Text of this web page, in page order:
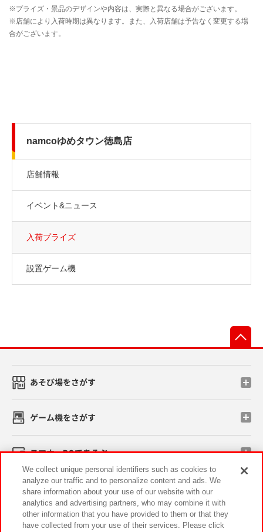
namcoゆめタウン徳島店
店舗情報
イベント&ニュース
入荷プライズ
設置ゲーム機
あそび場をさがす
ゲーム機をさがす
スマホ・PCであそぶ
イベント・キャンペーン
We collect unique personal identifiers such as cookies to
analyze our traffic and to personalize content and ads. We
share information about your use of our website with our
analytics and advertising partners, who may combine it with
other information that you have provided to them or that they
have collected from your use of their services. Please click